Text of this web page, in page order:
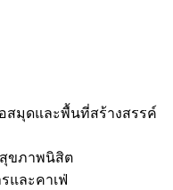
สมุดและพื้นที่สร้างสรรค์
ขภาพนิสิต
และคาเฟ่